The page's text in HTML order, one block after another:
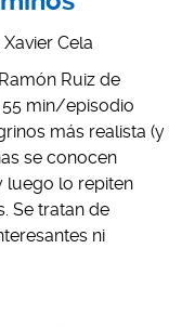
Cela
Ruiz de
55 min/episodio
más realista (y
se conocen
luego lo repiten
Se tratan de
ni